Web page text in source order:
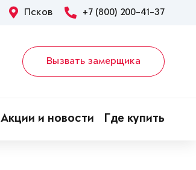
Псков +7 (800) 200-41-37
Вызвать замерщика
Акции и новости Где купить